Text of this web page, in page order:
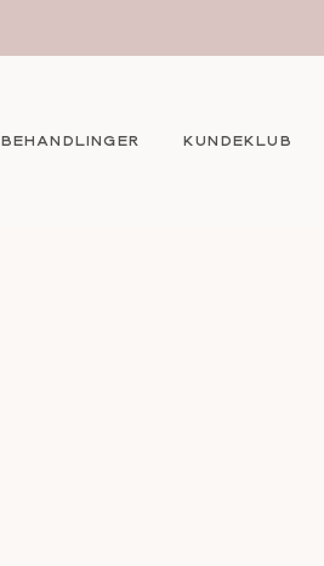
BEHANDLINGER KUNDEKLUB